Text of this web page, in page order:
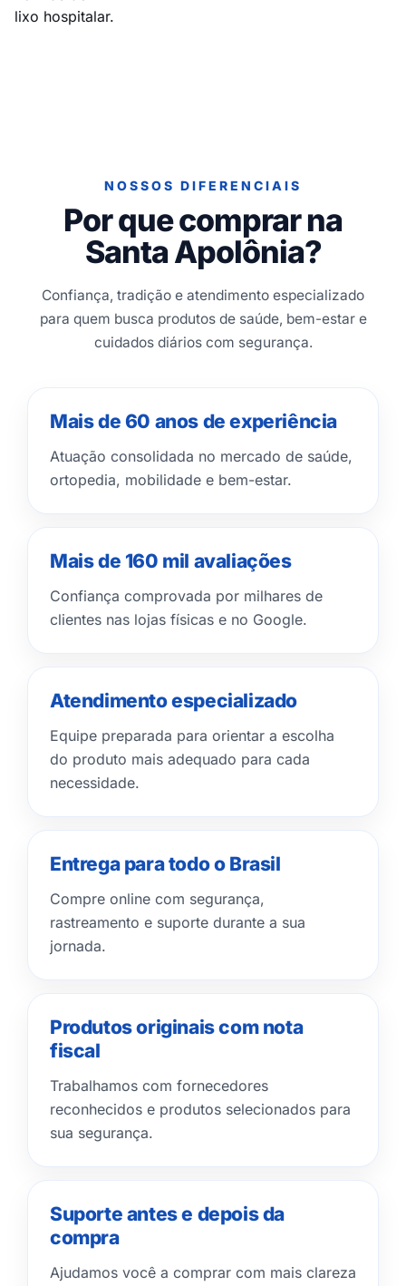
lixo hospitalar.
NOSSOS DIFERENCIAIS
Por que comprar na
Santa Apolônia?
Confiança, tradição e atendimento especializado
para quem busca produtos de saúde, bem-estar e
cuidados diários com segurança.
Mais de 60 anos de experiência
Atuação consolidada no mercado de saúde,
ortopedia, mobilidade e bem-estar.
Mais de 160 mil avaliações
Confiança comprovada por milhares de
clientes nas lojas físicas e no Google.
Atendimento especializado
Equipe preparada para orientar a escolha
do produto mais adequado para cada
necessidade.
Entrega para todo o Brasil
Compre online com segurança,
rastreamento e suporte durante a sua
jornada.
Produtos originais com nota
fiscal
Trabalhamos com fornecedores
reconhecidos e produtos selecionados para
sua segurança.
Suporte antes e depois da
compra
Ajudamos você a comprar com mais clareza